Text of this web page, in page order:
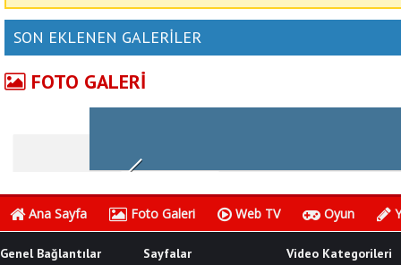
SON EKLENEN GALERİLER
FOTO GALERİ
Ana Sayfa Foto Galeri Web TV Oyun
Genel Bağlantılar Sayfalar Video Kategorileri